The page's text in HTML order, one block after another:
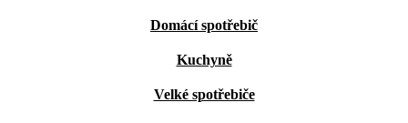
Domácí spotřebič
Kuchyně
Velké spotřebiče